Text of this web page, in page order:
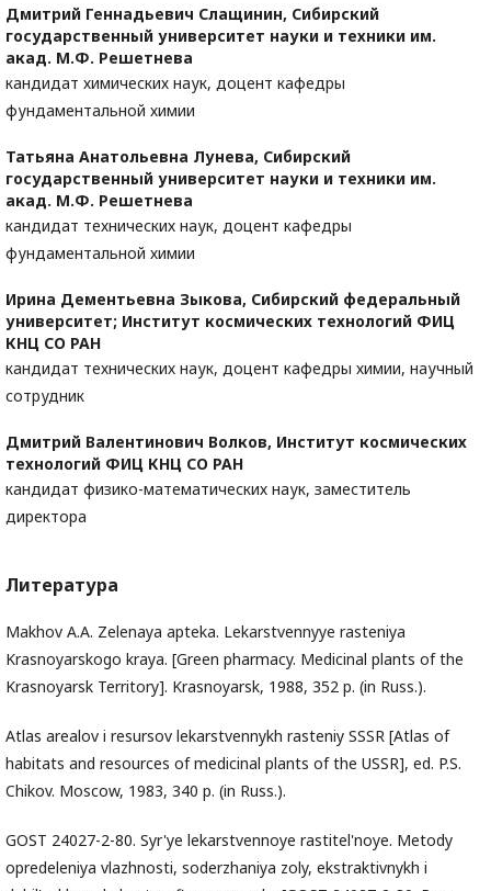
Дмитрий Геннадьевич Слащинин, Сибирский
государственный университет науки и техники им.
акад. М.Ф. Решетнева
кандидат химических наук, доцент кафедры
фундаментальной химии
Татьяна Анатольевна Лунева, Сибирский
государственный университет науки и техники им.
акад. М.Ф. Решетнева
кандидат технических наук, доцент кафедры
фундаментальной химии
Ирина Дементьевна Зыкова, Сибирский федеральный
университет; Институт космических технологий ФИЦ
КНЦ СО РАН
кандидат технических наук, доцент кафедры химии, научный
сотрудник
Дмитрий Валентинович Волков, Институт космических
технологий ФИЦ КНЦ СО РАН
кандидат физико-математических наук, заместитель
директора
Литература
Makhov A.A. Zelenaya apteka. Lekarstvennyye rasteniya
Krasnoyarskogo kraya. [Green pharmacy. Medicinal plants of the
Krasnoyarsk Territory]. Krasnoyarsk, 1988, 352 p. (in Russ.).
Atlas arealov i resursov lekarstvennykh rasteniy SSSR [Atlas of
habitats and resources of medicinal plants of the USSR], ed. P.S.
Chikov. Moscow, 1983, 340 p. (in Russ.).
GOST 24027-2-80. Syr'ye lekarstvennoye rastitel'noye. Metody
opredeleniya vlazhnosti, soderzhaniya zoly, ekstraktivnykh i